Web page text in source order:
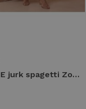
SOPHIE & ME jurk spagetti Zomerjurkjes geel